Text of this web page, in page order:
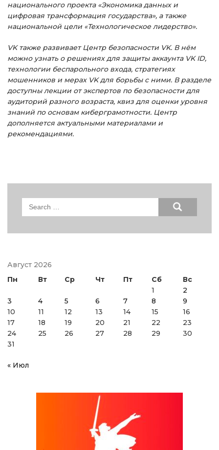
национального проекта «Экономика данных и
цифровая трансформация государства», а также
национальной цели «Технологическое лидерство».
VK также развивает Центр безопасности VK. В нём
можно узнать о решениях для защиты аккаунта VK ID,
технологии беспарольного входа, стратегиях
мошенников и мерах VK для борьбы с ними. В разделе
доступны лекции от экспертов по безопасности для
аудиторий разного возраста, квиз для оценки уровня
знаний по основам киберграмотности. Центр
дополняется актуальными материалами и
рекомендациями.
Search
Август 2026
Пн
Вт Ср Чт Пт Сб
Вс
1
2
3
4 5 6 7 8
9
10
11 12 13 14 15
16
17
18 19 20 21 22
23
24
25 26 27 28 29
30
31
« Июл